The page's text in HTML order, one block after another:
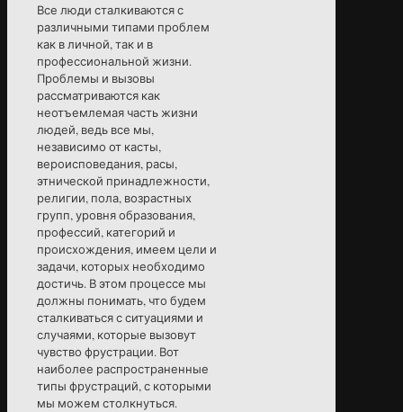
Все люди сталкиваются с
различными типами проблем
как в личной, так и в
профессиональной жизни.
Проблемы и вызовы
рассматриваются как
неотъемлемая часть жизни
людей, ведь все мы,
независимо от касты,
вероисповедания, расы,
этнической принадлежности,
религии, пола, возрастных
групп, уровня образования,
профессий, категорий и
происхождения, имеем цели и
задачи, которых необходимо
достичь. В этом процессе мы
должны понимать, что будем
сталкиваться с ситуациями и
случаями, которые вызовут
чувство фрустрации. Вот
наиболее распространенные
типы фрустраций, с которыми
мы можем столкнуться.